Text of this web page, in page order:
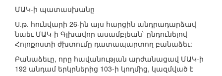
ՄԱԿ-ի պատասխանը
Ս.թ. հունվարի 26-ին այս հարցին անդրադարձավ
նաեւ ՄԱԿ-ի Գլխավոր ասամբլեան` ընդունելով
Հոլոքոստի ժխտումը դատապարտող բանաձեւ:
Բանաձեւը, որը հավանության արժանացավ ՄԱԿ-ի
192 անդամ երկրներից 103-ի կողմից, կազմված է